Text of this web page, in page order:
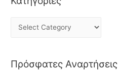
Πρόσφατες Αναρτήσεις